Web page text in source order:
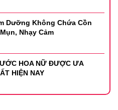
Dưỡng Không Chứa Cồn
Nhạy Cảm
HOA NỮ ĐƯỢC ƯA
HIỆN NAY